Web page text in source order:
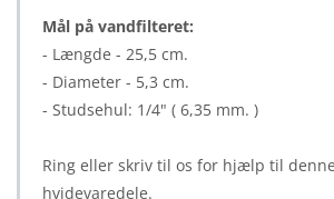
Mål på vandfilteret:
- Længde - 25,5 cm.
- Diameter - 5,3 cm.
- Studsehul: 1/4" ( 6,35 mm. )
Ring eller skriv til os for hjælp til
hvidevaredele.